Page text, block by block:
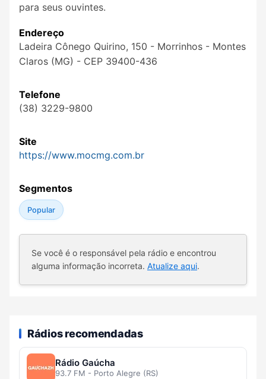
para seus ouvintes.
Endereço
Ladeira Cônego Quirino, 150 - Morrinhos - Montes
Claros (MG) - CEP 39400-436
Telefone
(38) 3229-9800
Site
https://www.mocmg.com.br
Segmentos
Popular
Se você é o responsável pela rádio e encontrou
alguma informação incorreta. Atualize aqui.
Rádios recomendadas
Rádio Gaúcha
93.7 FM - Porto Alegre (RS)